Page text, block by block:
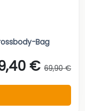
Bag
€ 69,90 €